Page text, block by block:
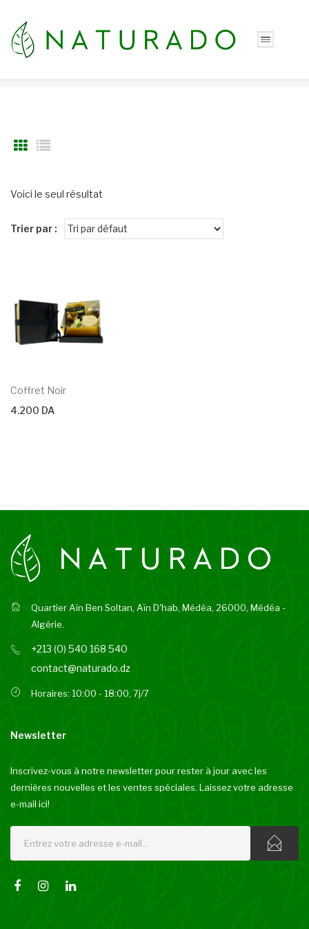
Voici le seul résultat
Trier par :
Coffret Noir
4.200 DA
Quartier Aïn Ben Soltan, Aïn D'hab, Médéa, 26000, Médéa -
Algérie.
+213 (0) 540 168 540
contact@naturado.dz
Horaires: 10:00 - 18:00, 7j/7
Newsletter
Inscrivez-vous à notre newsletter pour rester à jour avec les
dernières nouvelles et les ventes spéciales. Laissez votre adresse
e-mail ici!